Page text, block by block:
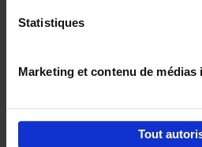
Statistiques
Marketing et contenu de médias
Tout